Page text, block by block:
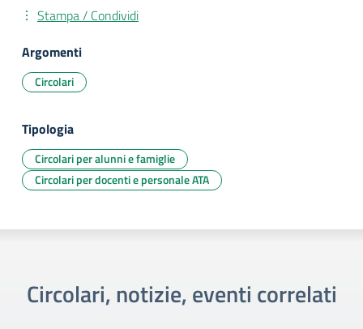
Stampa / Condividi
Argomenti
Circolari
Tipologia
Circolari per alunni e famiglie
Circolari per docenti e personale ATA
Circolari, notizie, eventi correlati